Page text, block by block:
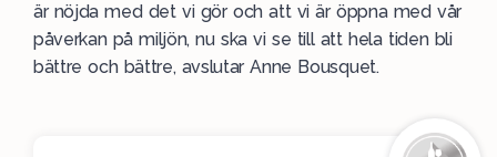
är nöjda med det vi gör och att vi är öppna med vår
påverkan på miljön, nu ska vi se till att hela tiden bli
bättre och bättre, avslutar Anne Bousquet.